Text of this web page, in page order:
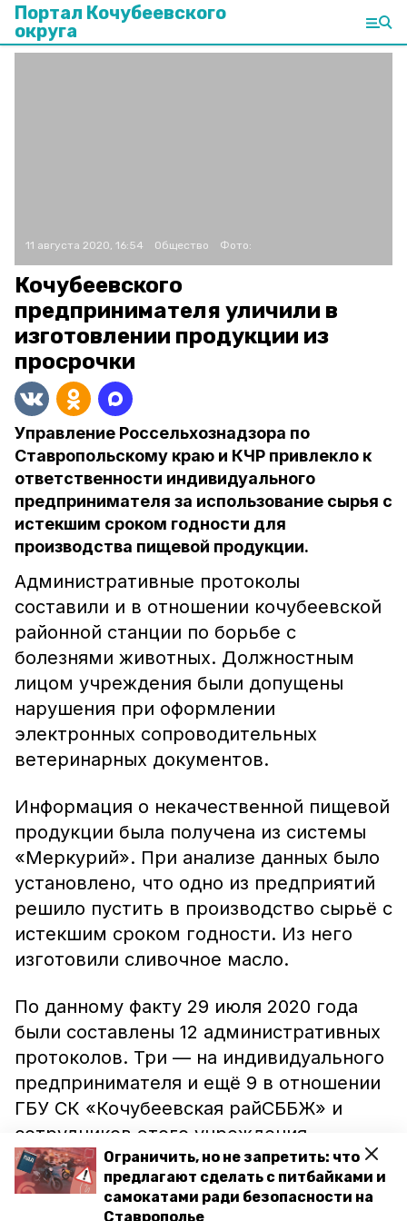
Ограничить, но не запретить: что
предлагают сделать с питбайками и
самокатами ради безопасности на
Ставрополье
Портал Кочубеевского
округа
11 августа 2020, 16:54 Общество Фото:
Кочубеевского
предпринимателя уличили в
изготовлении продукции из
просрочки
Управление Россельхознадзора по
Ставропольскому краю и КЧР привлекло к
ответственности индивидуального
предпринимателя за использование сырья с
истекшим сроком годности для
производства пищевой продукции.
Административные протоколы
составили и в отношении кочубеевской
районной станции по борьбе с
болезнями животных. Должностным
лицом учреждения были допущены
нарушения при оформлении
электронных сопроводительных
ветеринарных документов.
Информация о некачественной пищевой
продукции была получена из системы
«Меркурий». При анализе данных было
установлено, что одно из предприятий
решило пустить в производство сырьё с
истекшим сроком годности. Из него
изготовили сливочное масло.
По данному факту 29 июля 2020 года
были составлены 12 административных
протоколов. Три — на индивидуального
предпринимателя и ещё 9 в отношении
ГБУ СК «Кочубеевская райСББЖ» и
сотрудников этого учреждения.
Ранее на Ставропольеизъялиболее 10
тысяч пачек безакцизных сигарет.